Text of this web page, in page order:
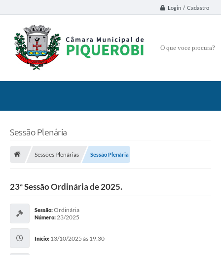
Login / Cadastro
O que voce procura?
Sessão Plenária
Sessões Plenárias Sessão Plenária
23ª Sessão Ordinária de 2025.
Sessão:Ordinária
Número:23/2025
Início: 13/10/2025 às 19:30